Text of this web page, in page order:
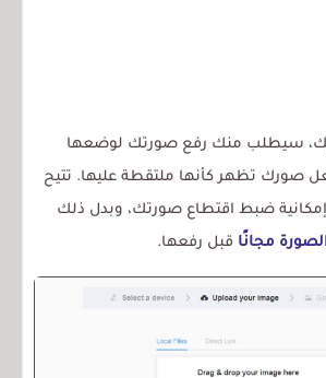
سيطلب منك رفع صورتك لوضعها
صورك تظهر كأنها ملتقطة عليها. تتيح
إمكانية ضبط اقتطاع صورتك، وبدل ذلك
مجانًا قبل رفعها.